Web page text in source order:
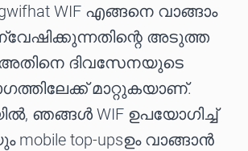
WIF എങ്ങനെ വാങ്ങാം
അടുത്ത
അതിനെ ദിവസേനയുടെ
മാറ്റുകയാണ്.
യിൽ, ഞങ്ങൾ WIF ഉപയോഗിച്ച്
mobile top-upsഉം വാങ്ങാൻ